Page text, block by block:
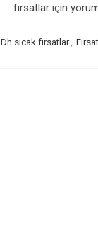
fırsatlar için
Dh sıcak fırsatlar,